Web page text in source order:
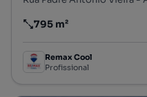
Preço por metro quadrado
795 m²
Remax Cool
Profissional